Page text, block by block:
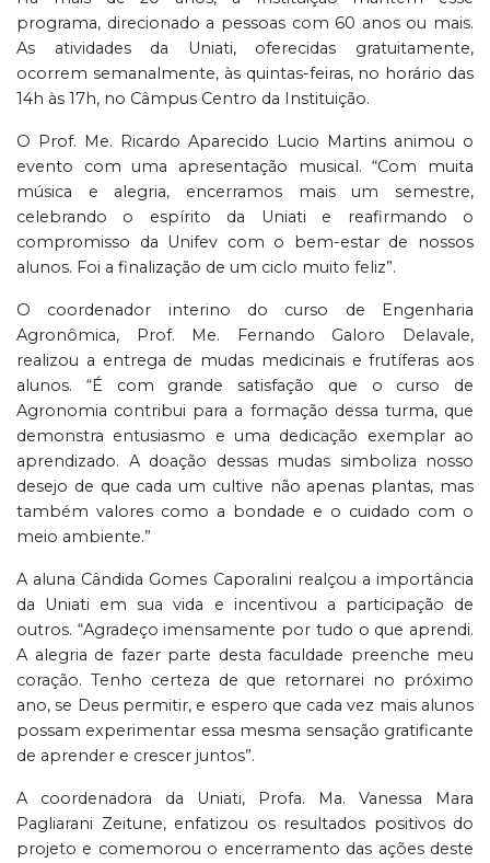
programa, direcionado a pessoas com 60 anos ou mais.
As atividades da Uniati, oferecidas gratuitamente,
ocorrem semanalmente, às quintas-feiras, no horário das
14h às 17h, no Câmpus Centro da Instituição.
O Prof. Me. Ricardo Aparecido Lucio Martins animou o
evento com uma apresentação musical. “Com muita
música e alegria, encerramos mais um semestre,
celebrando o espírito da Uniati e reafirmando o
compromisso da Unifev com o bem-estar de nossos
alunos. Foi a finalização de um ciclo muito feliz”.
O coordenador interino do curso de Engenharia
Agronômica, Prof. Me. Fernando Galoro Delavale,
realizou a entrega de mudas medicinais e frutíferas aos
alunos. “É com grande satisfação que o curso de
Agronomia contribui para a formação dessa turma, que
demonstra entusiasmo e uma dedicação exemplar ao
aprendizado. A doação dessas mudas simboliza nosso
desejo de que cada um cultive não apenas plantas, mas
também valores como a bondade e o cuidado com o
meio ambiente.”
A aluna Cândida Gomes Caporalini realçou a importância
da Uniati em sua vida e incentivou a participação de
outros. “Agradeço imensamente por tudo o que aprendi.
A alegria de fazer parte desta faculdade preenche meu
coração. Tenho certeza de que retornarei no próximo
ano, se Deus permitir, e espero que cada vez mais alunos
possam experimentar essa mesma sensação gratificante
de aprender e crescer juntos”.
A coordenadora da Uniati, Profa. Ma. Vanessa Mara
Pagliarani Zeitune, enfatizou os resultados positivos do
projeto e comemorou o encerramento das ações deste